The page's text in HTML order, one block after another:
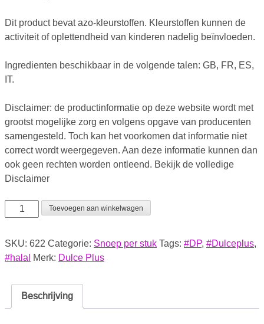
Dit product bevat azo-kleurstoffen. Kleurstoffen kunnen de
activiteit of oplettendheid van kinderen nadelig beïnvloeden.
Ingredienten beschikbaar in de volgende talen: GB, FR, ES,
IT.
Disclaimer: de productinformatie op deze website wordt met
grootst mogelijke zorg en volgens opgave van producenten
samengesteld. Toch kan het voorkomen dat informatie niet
correct wordt weergegeven. Aan deze informatie kunnen dan
ook geen rechten worden ontleend. Bekijk de volledige
Disclaimer
Toevoegen aan winkelwagen
SKU: 622 Categorie: Snoep per stuk Tags: #DP, #Dulceplus,
#halal
Merk: Dulce Plus
Beschrijving